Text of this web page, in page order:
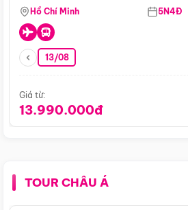
Singapore
Hồ Chí Minh 5N4Đ
13/08
Giá từ:
13.990.000đ
TOUR CHÂU Á